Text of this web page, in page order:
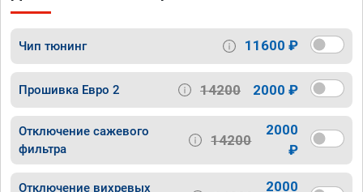
Чип тюнинг 11600 ₽
Прошивка Евро 2 14200 2000 ₽
Отключение сажевого
фильтра
14200
2000
₽
Отключение вихревых
2000